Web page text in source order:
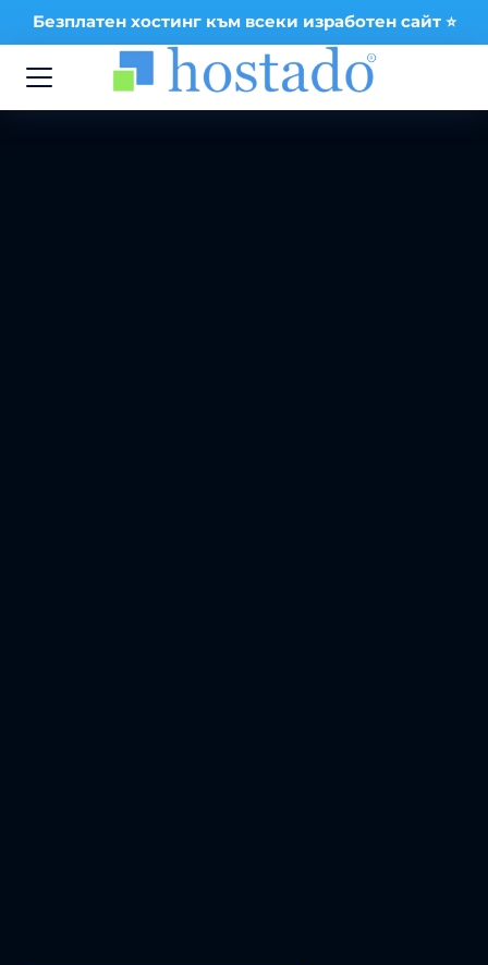
Безплатен хостинг към всеки изработен сайт ⭐